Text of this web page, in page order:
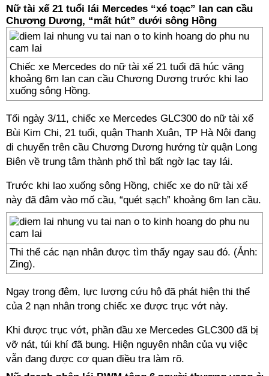
Nữ tài xế 21 tuổi lái Mercedes “xé toạc” lan can cầu
Chương Dương, “mất hút” dưới sông Hồng
Chiếc xe Mercedes do nữ tài xế 21 tuổi đã húc văng
khoảng 6m lan can cầu Chương Dương trước khi lao
xuống sông Hồng.
Tối ngày 3/11, chiếc xe Mercedes GLC300 do nữ tài xế
Bùi Kim Chi, 21 tuổi, quận Thanh Xuân, TP Hà Nội đang
di chuyển trên cầu Chương Dương hướng từ quận Long
Biên về trung tâm thành phố thì bất ngờ lạc tay lái.
Trước khi lao xuống sông Hồng, chiếc xe do nữ tài xế
này đã đâm vào mố cầu, “quét sạch” khoảng 6m lan cầu.
Thi thể các nạn nhân được tìm thấy ngay sau đó. (Ảnh:
Zing).
Ngay trong đêm, lực lượng cứu hộ đã phát hiện thi thể
của 2 nạn nhân trong chiếc xe được trục vớt này.
Khi được trục vớt, phần đầu xe Mercedes GLC300 đã bị
vỡ nát, túi khí đã bung. Hiện nguyên nhân của vụ việc
vẫn đang được cơ quan điều tra làm rõ.